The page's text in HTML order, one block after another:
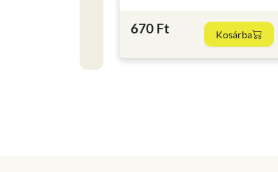
670 Ft Kosárba